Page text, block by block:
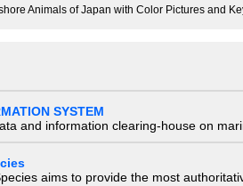
Animals of Japan with Color Pictures and
SYSTEM
and information clearing-house on
aims to provide the most